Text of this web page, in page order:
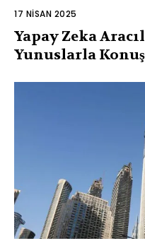
17 NISAN 2025
Yapay Zeka
Yunuslarla